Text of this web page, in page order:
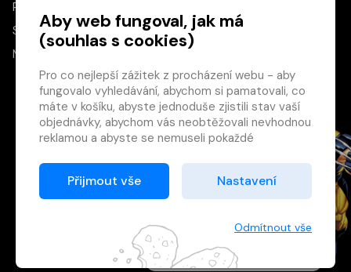
×
Máte u nás již
registrovaný
účet?
Registrací získáte slevu
na zboží ve výši 15 %
Registrovat
PO–PÁ
SO
10:00–13:00
NE
Zásady cookies
Aby web fungoval, jak má
(souhlas s cookies)
Pro co nejlepší zážitek z procházení webu - aby
fungovalo vyhledávání, abychom si pamatovali, co
máte v košíku, abyste jednoduše zjistili stav vaší
objednávky, abychom vás neobtěžovali nevhodnou
reklamou a abyste se nemuseli pokaždé
Proto od vás potřebujeme souhlas se
zpracováním souborů cookies
Děkujeme, že nám ho dáte a pomůžete nám tak
Přijmout vše Nastavení
Odmítnout vše